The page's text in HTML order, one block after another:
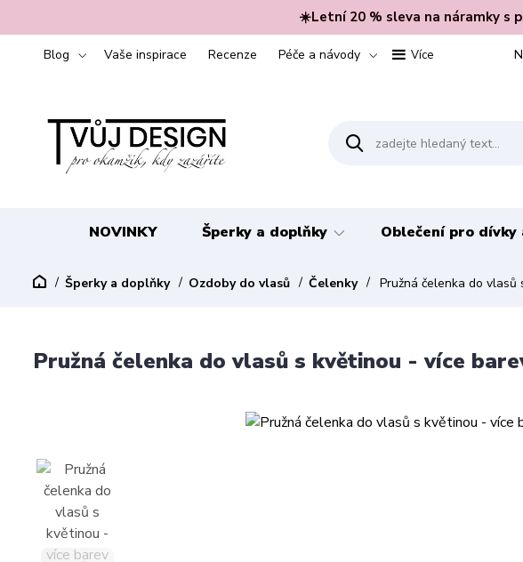
☀️Letní 20 % sleva na náramky s
Blog Vaše inspirace Recenze Péče a návody Více
NOVINKY Šperky a doplňky Oblečení pro dívky
Šperky a doplňky Ozdoby do vlasů Čelenky Pružná čelenka do
Pružná čelenka do vlasů s květinou - více